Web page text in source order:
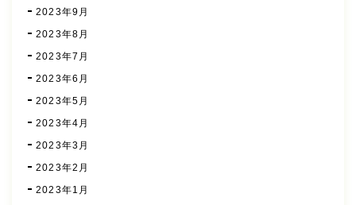
2023年9月
2023年8月
2023年7月
2023年6月
2023年5月
2023年4月
2023年3月
2023年2月
2023年1月